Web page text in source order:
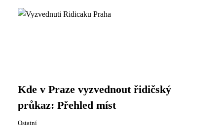
Kde v Praze vyzvednout řidičský
průkaz: Přehled míst
Ostatní